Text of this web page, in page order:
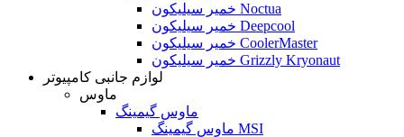
خمیر سیلیکون Noctua
خمیر سیلیکون Deepcool
خمیر سیلیکون CoolerMaster
خمیر سیلیکون Grizzly Kryonaut
لوازم جانبی کامپیوتر
ماوس
ماوس گیمینگ
ماوس گیمینگ MSI